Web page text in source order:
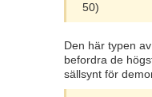
50)
Den här typen
befordra de
sällsynt för